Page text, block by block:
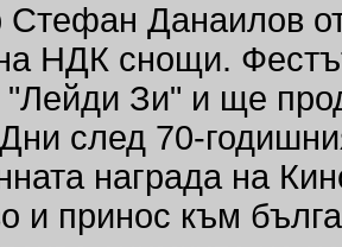
Данаилов
НДК снощи.
Зи" и ще
след 70-
награда на
и принос към